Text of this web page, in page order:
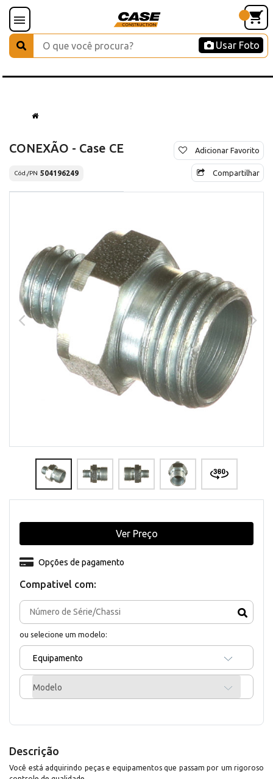
Usar Foto
CONEXÃO - Case CE
Cód./PN 504196249
Adicionar Favorito
Compartilhar
Compativel com:
ou selecione um modelo:
Equipamento
Modelo
Opções de pagamento
Ver Preço
Descrição
Você está adquirindo peças e equipamentos que passam por um rigoroso